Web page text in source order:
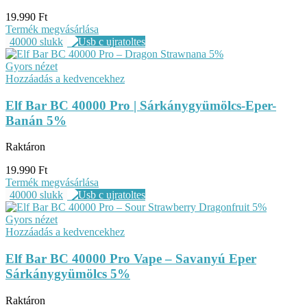
19.990 Ft
Termék megvásárlása
40000 slukk
Gyors nézet
Hozzáadás a kedvencekhez
Elf Bar BC 40000 Pro | Sárkánygyümölcs-Eper-
Banán 5%
Raktáron
19.990 Ft
Termék megvásárlása
40000 slukk
Gyors nézet
Hozzáadás a kedvencekhez
Elf Bar BC 40000 Pro Vape – Savanyú Eper
Sárkánygyümölcs 5%
Raktáron